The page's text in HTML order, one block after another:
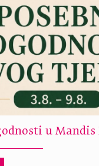
u Mandis